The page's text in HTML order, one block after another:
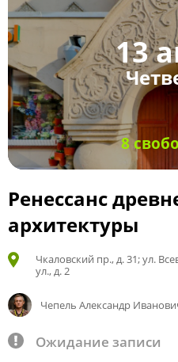
13
8
Ренессанс
архитектуры
Чкаловский пр., д. 31; ул.
ул., д. 2
Чепель Александр
Ожидание записи